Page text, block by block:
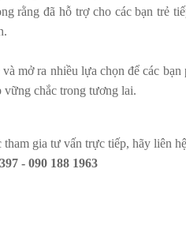
rằng đã hỗ trợ cho các bạn trẻ
mở ra nhiều lựa chọn để các
vững chắc trong tương lai.
tham gia tư vấn trực tiếp, hãy liên
- 090 188 1963